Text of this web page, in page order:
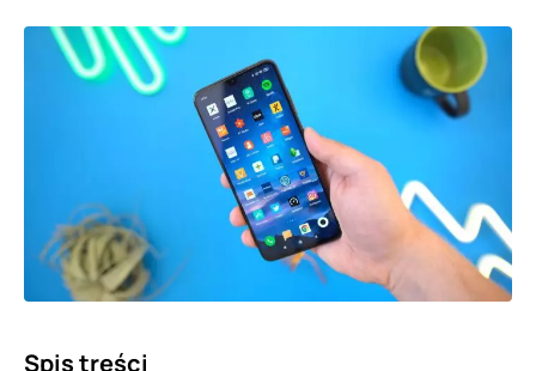
Spis treści